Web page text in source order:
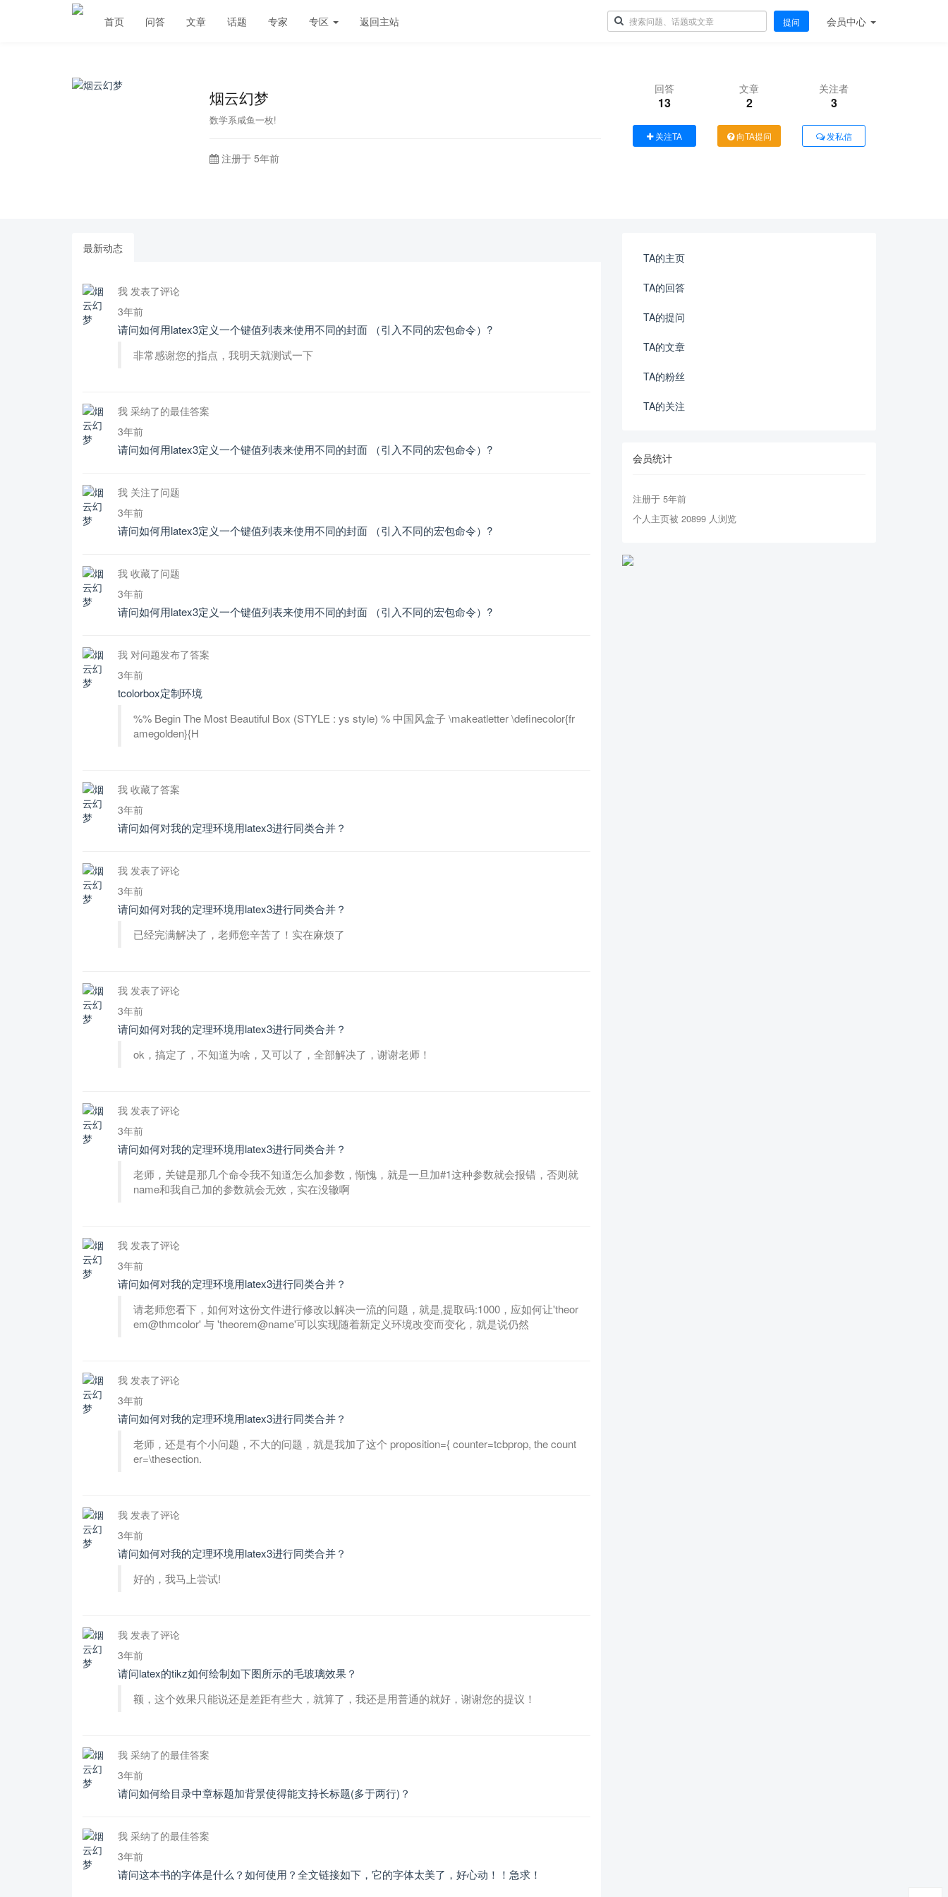
首页 问答 文章 话题 专家 专区 返回主站 提问 会员中心
烟云幻梦
数学系咸鱼一枚!
注册于 5年前
回答
13
文章
2
关注者
3
关注TA 向TA提问 发私信
最新动态
我 发表了评论
3年前
请问如何用latex3定义一个键值列表来使用不同的封面 （引入不同的宏包命令）?
非常感谢您的指点，我明天就测试一下
我 采纳了的最佳答案
3年前
请问如何用latex3定义一个键值列表来使用不同的封面 （引入不同的宏包命令）?
我 关注了问题
3年前
请问如何用latex3定义一个键值列表来使用不同的封面 （引入不同的宏包命令）?
我 收藏了问题
3年前
请问如何用latex3定义一个键值列表来使用不同的封面 （引入不同的宏包命令）?
我 对问题发布了答案
3年前
tcolorbox定制环境
%% Begin The Most Beautiful Box (STYLE : ys style) % 中国风盒子 \makeatletter \definecolor{fr
amegolden}{H
我 收藏了答案
3年前
请问如何对我的定理环境用latex3进行同类合并？
我 发表了评论
3年前
请问如何对我的定理环境用latex3进行同类合并？
已经完满解决了，老师您辛苦了！实在麻烦了
我 发表了评论
3年前
请问如何对我的定理环境用latex3进行同类合并？
ok，搞定了，不知道为啥，又可以了，全部解决了，谢谢老师！
我 发表了评论
3年前
请问如何对我的定理环境用latex3进行同类合并？
老师，关键是那几个命令我不知道怎么加参数，惭愧，就是一旦加#1这种参数就会报错，否则就
name和我自己加的参数就会无效，实在没辙啊
我 发表了评论
3年前
请问如何对我的定理环境用latex3进行同类合并？
请老师您看下，如何对这份文件进行修改以解决一流的问题，就是,提取码:1000，应如何让'theor
em@thmcolor' 与 'theorem@name'可以实现随着新定义环境改变而变化，就是说仍然
我 发表了评论
3年前
请问如何对我的定理环境用latex3进行同类合并？
老师，还是有个小问题，不大的问题，就是我加了这个 proposition={ counter=tcbprop, the count
er=\thesection.
我 发表了评论
3年前
请问如何对我的定理环境用latex3进行同类合并？
好的，我马上尝试!
我 发表了评论
3年前
请问latex的tikz如何绘制如下图所示的毛玻璃效果？
额，这个效果只能说还是差距有些大，就算了，我还是用普通的就好，谢谢您的提议！
我 采纳了的最佳答案
3年前
请问如何给目录中章标题加背景使得能支持长标题(多于两行)？
我 采纳了的最佳答案
3年前
请问这本书的字体是什么？如何使用？全文链接如下，它的字体太美了，好心动！！急求！
TA的主页
TA的回答
TA的提问
TA的文章
TA的粉丝
TA的关注
会员统计
注册于 5年前
个人主页被 20899 人浏览